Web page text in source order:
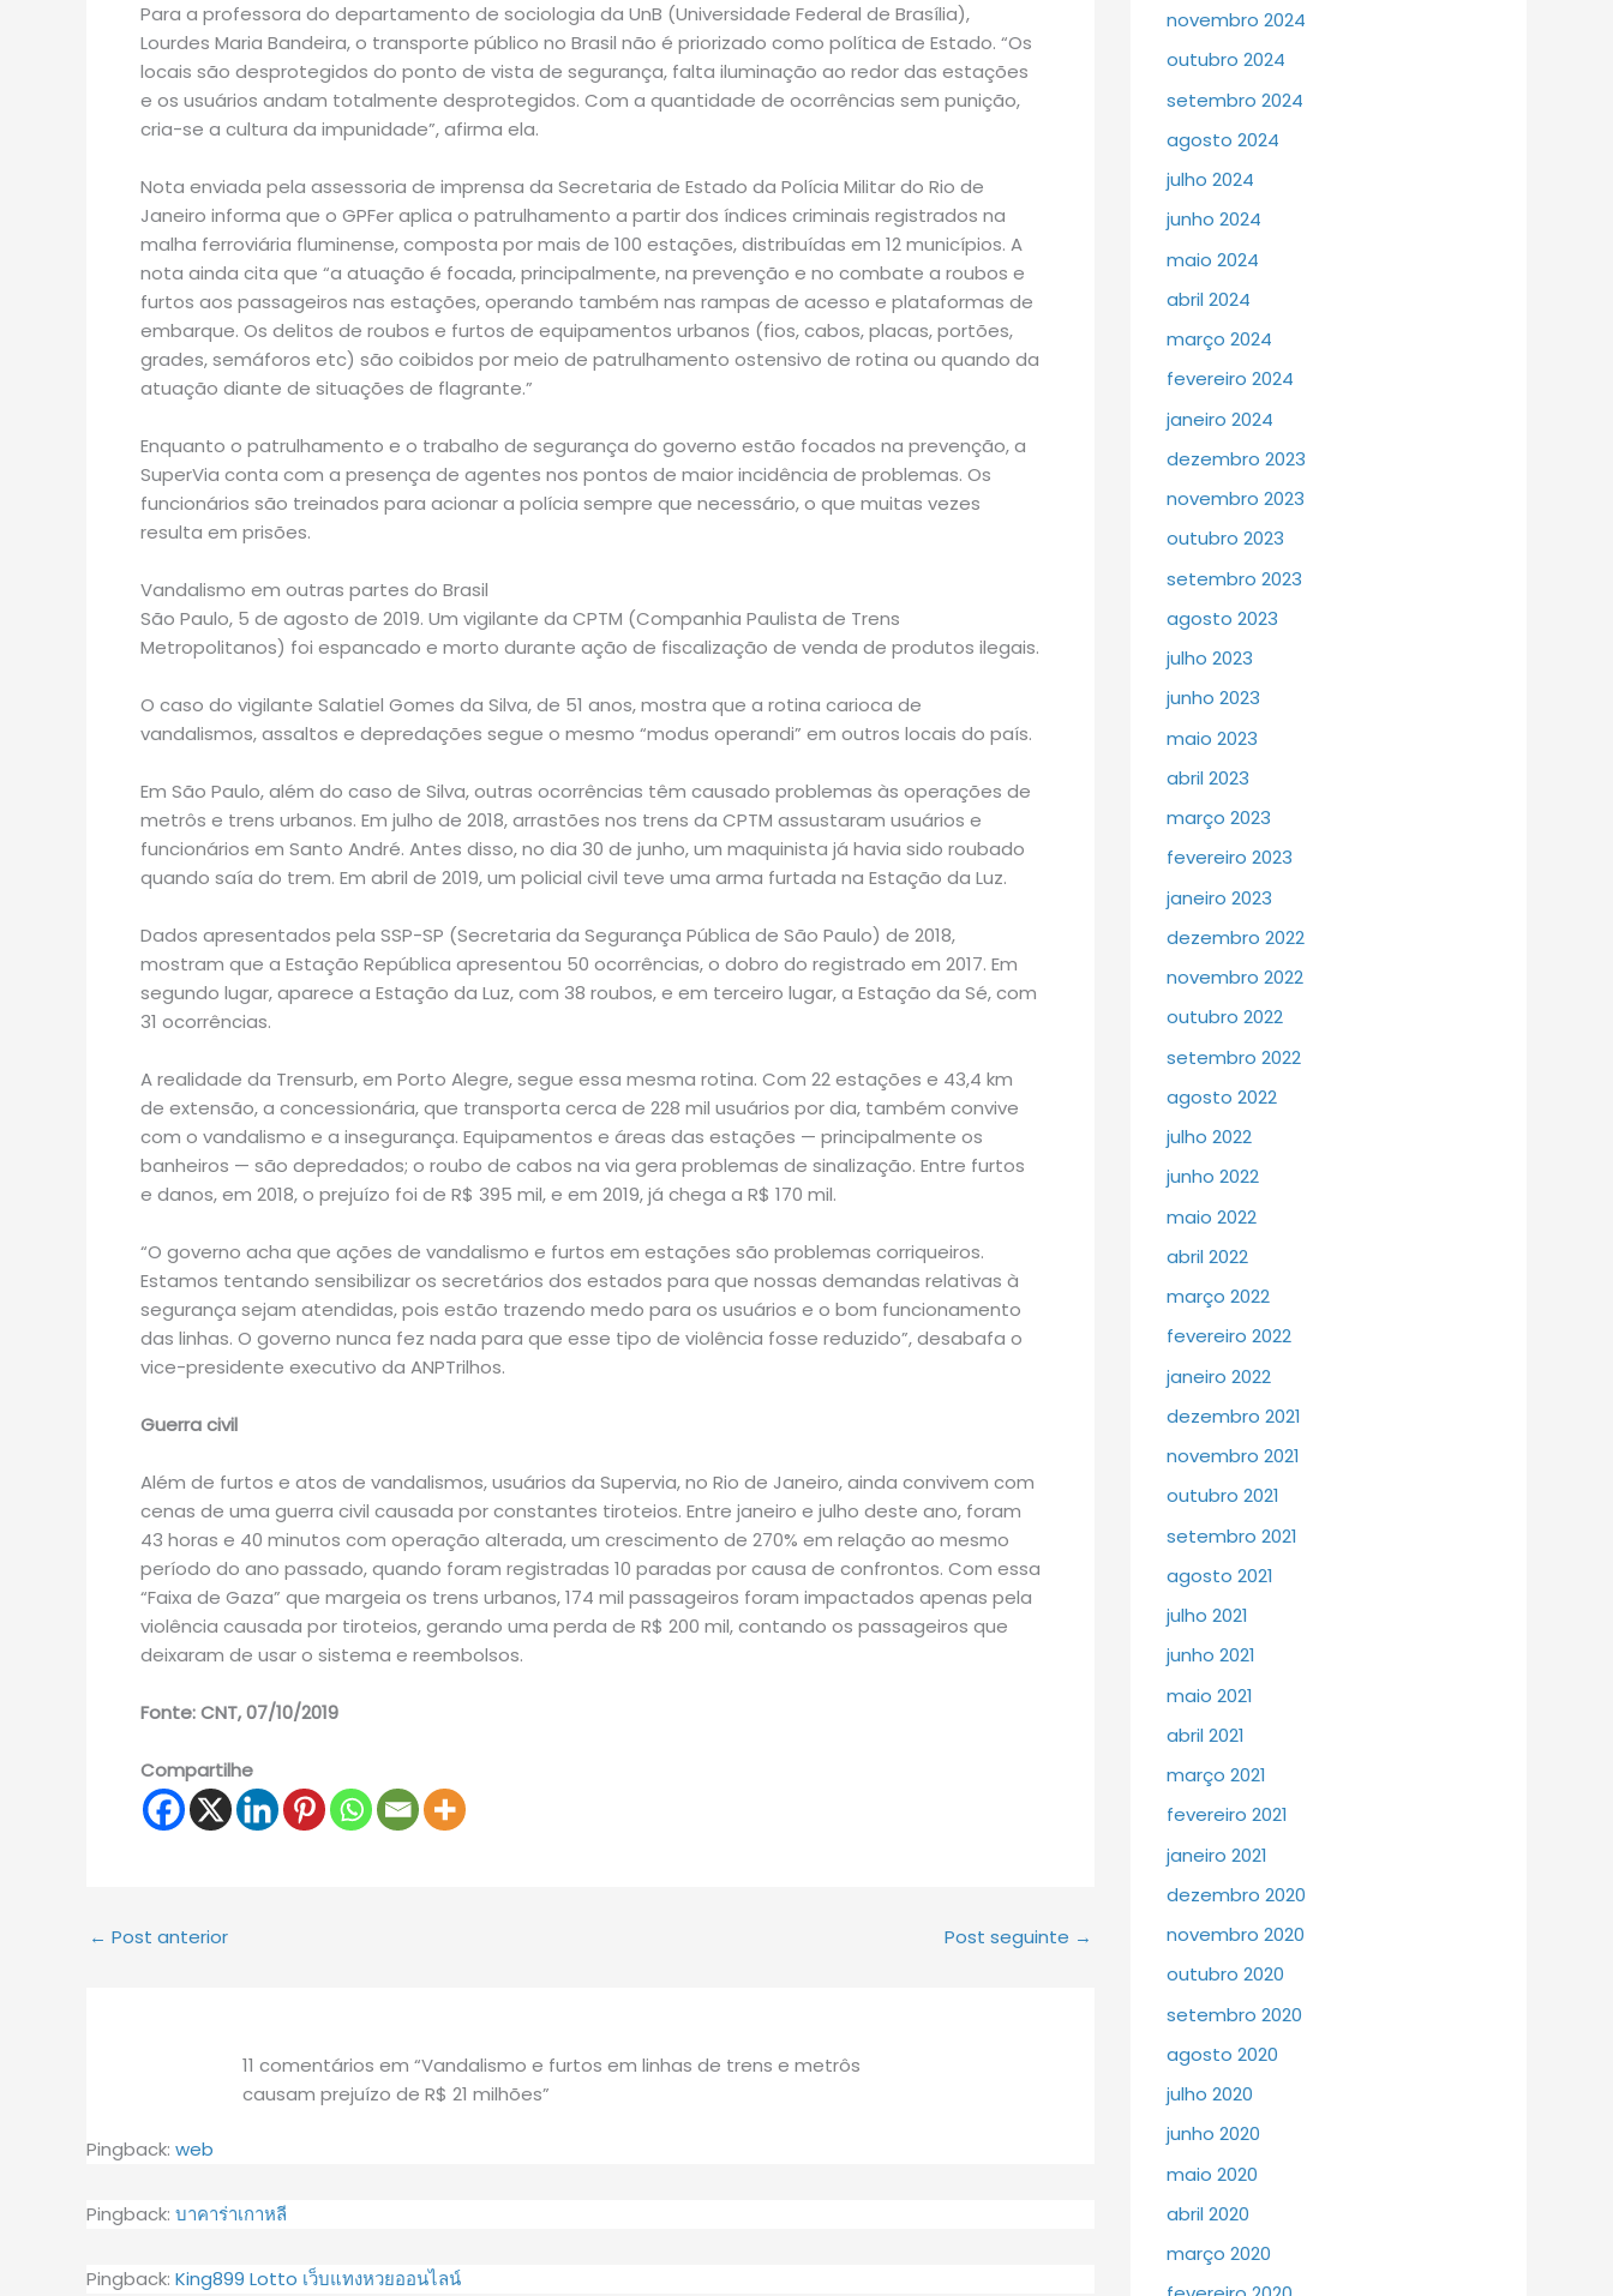
Para a professora do departamento de sociologia da UnB (Universidade Federal de Brasília),
Lourdes Maria Bandeira, o transporte público no Brasil não é priorizado como política de Estado. “Os
locais são desprotegidos do ponto de vista de segurança, falta iluminação ao redor das estações
e os usuários andam totalmente desprotegidos. Com a quantidade de ocorrências sem punição,
cria-se a cultura da impunidade”, afirma ela.
Nota enviada pela assessoria de imprensa da Secretaria de Estado da Polícia Militar do Rio de
Janeiro informa que o GPFer aplica o patrulhamento a partir dos índices criminais registrados na
malha ferroviária fluminense, composta por mais de 100 estações, distribuídas em 12 municípios. A
nota ainda cita que “a atuação é focada, principalmente, na prevenção e no combate a roubos e
furtos aos passageiros nas estações, operando também nas rampas de acesso e plataformas de
embarque. Os delitos de roubos e furtos de equipamentos urbanos (fios, cabos, placas, portões,
grades, semáforos etc) são coibidos por meio de patrulhamento ostensivo de rotina ou quando da
atuação diante de situações de flagrante.”
Enquanto o patrulhamento e o trabalho de segurança do governo estão focados na prevenção, a
SuperVia conta com a presença de agentes nos pontos de maior incidência de problemas. Os
funcionários são treinados para acionar a polícia sempre que necessário, o que muitas vezes
resulta em prisões.
Vandalismo em outras partes do Brasil
São Paulo, 5 de agosto de 2019. Um vigilante da CPTM (Companhia Paulista de Trens
Metropolitanos) foi espancado e morto durante ação de fiscalização de venda de produtos ilegais.
O caso do vigilante Salatiel Gomes da Silva, de 51 anos, mostra que a rotina carioca de
vandalismos, assaltos e depredações segue o mesmo “modus operandi” em outros locais do país.
Em São Paulo, além do caso de Silva, outras ocorrências têm causado problemas às operações de
metrôs e trens urbanos. Em julho de 2018, arrastões nos trens da CPTM assustaram usuários e
funcionários em Santo André. Antes disso, no dia 30 de junho, um maquinista já havia sido roubado
quando saía do trem. Em abril de 2019, um policial civil teve uma arma furtada na Estação da Luz.
Dados apresentados pela SSP-SP (Secretaria da Segurança Pública de São Paulo) de 2018,
mostram que a Estação República apresentou 50 ocorrências, o dobro do registrado em 2017. Em
segundo lugar, aparece a Estação da Luz, com 38 roubos, e em terceiro lugar, a Estação da Sé, com
31 ocorrências.
A realidade da Trensurb, em Porto Alegre, segue essa mesma rotina. Com 22 estações e 43,4 km
de extensão, a concessionária, que transporta cerca de 228 mil usuários por dia, também convive
com o vandalismo e a insegurança. Equipamentos e áreas das estações — principalmente os
banheiros — são depredados; o roubo de cabos na via gera problemas de sinalização. Entre furtos
e danos, em 2018, o prejuízo foi de R$ 395 mil, e em 2019, já chega a R$ 170 mil.
“O governo acha que ações de vandalismo e furtos em estações são problemas corriqueiros.
Estamos tentando sensibilizar os secretários dos estados para que nossas demandas relativas à
segurança sejam atendidas, pois estão trazendo medo para os usuários e o bom funcionamento
das linhas. O governo nunca fez nada para que esse tipo de violência fosse reduzido”, desabafa o
vice-presidente executivo da ANPTrilhos.
Guerra civil
Além de furtos e atos de vandalismos, usuários da Supervia, no Rio de Janeiro, ainda convivem com
cenas de uma guerra civil causada por constantes tiroteios. Entre janeiro e julho deste ano, foram
43 horas e 40 minutos com operação alterada, um crescimento de 270% em relação ao mesmo
período do ano passado, quando foram registradas 10 paradas por causa de confrontos. Com essa
“Faixa de Gaza” que margeia os trens urbanos, 174 mil passageiros foram impactados apenas pela
violência causada por tiroteios, gerando uma perda de R$ 200 mil, contando os passageiros que
deixaram de usar o sistema e reembolsos.
Fonte: CNT, 07/10/2019
Compartilhe
← Post anterior Post seguinte →
11 comentários em “Vandalismo e furtos em linhas de trens e metrôs
causam prejuízo de R$ 21 milhões”
Pingback: web
Pingback: บาคาร่าเกาหลี
Pingback: King899 Lotto เว็บแทงหวยออนไลน์
novembro 2024
outubro 2024
setembro 2024
agosto 2024
julho 2024
junho 2024
maio 2024
abril 2024
março 2024
fevereiro 2024
janeiro 2024
dezembro 2023
novembro 2023
outubro 2023
setembro 2023
agosto 2023
julho 2023
junho 2023
maio 2023
abril 2023
março 2023
fevereiro 2023
janeiro 2023
dezembro 2022
novembro 2022
outubro 2022
setembro 2022
agosto 2022
julho 2022
junho 2022
maio 2022
abril 2022
março 2022
fevereiro 2022
janeiro 2022
dezembro 2021
novembro 2021
outubro 2021
setembro 2021
agosto 2021
julho 2021
junho 2021
maio 2021
abril 2021
março 2021
fevereiro 2021
janeiro 2021
dezembro 2020
novembro 2020
outubro 2020
setembro 2020
agosto 2020
julho 2020
junho 2020
maio 2020
abril 2020
março 2020